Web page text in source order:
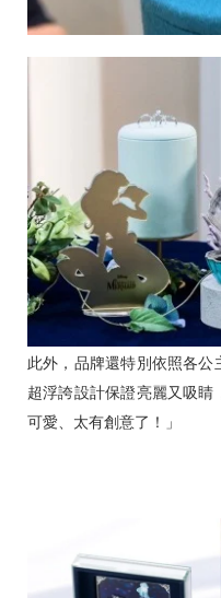
此外，品牌還特別依照各公
超浮誇設計保證亮麗又吸
可愛、太有創意了！」